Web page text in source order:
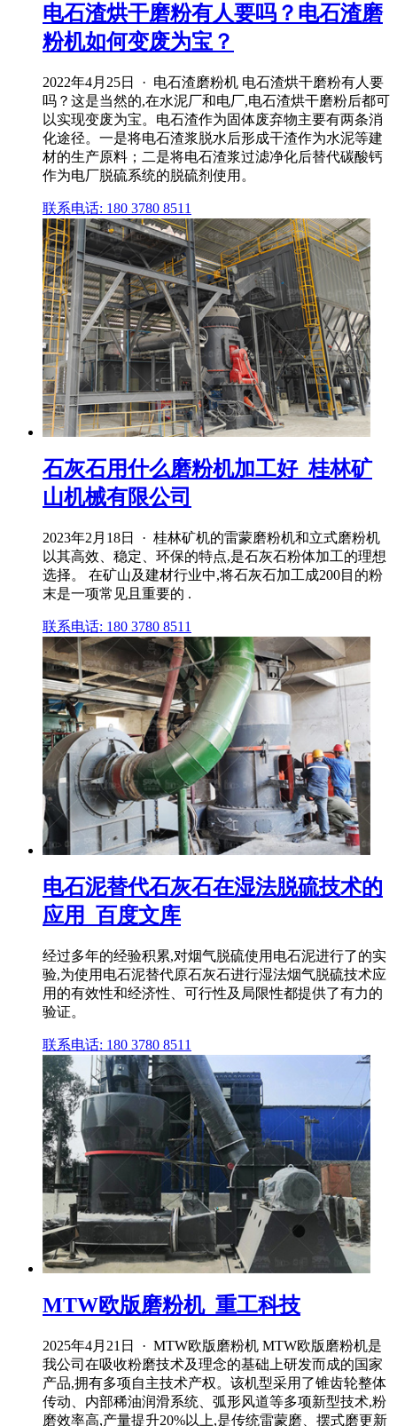
电石渣烘干磨粉有人要吗？电石渣磨
粉机如何变废为宝？
2022年4月25日 · 电石渣磨粉机 电石渣烘干磨粉有人要
吗？这是当然的,在水泥厂和电厂,电石渣烘干磨粉后都可
以实现变废为宝。电石渣作为固体废弃物主要有两条消
化途径。一是将电石渣浆脱水后形成干渣作为水泥等建
材的生产原料；二是将电石渣浆过滤净化后替代碳酸钙
作为电厂脱硫系统的脱硫剂使用。
联系电话: 180 3780 8511
石灰石用什么磨粉机加工好_桂林矿
山机械有限公司
2023年2月18日 · 桂林矿机的雷蒙磨粉机和立式磨粉机
以其高效、稳定、环保的特点,是石灰石粉体加工的理想
选择。 在矿山及建材行业中,将石灰石加工成200目的粉
末是一项常见且重要的 .
联系电话: 180 3780 8511
电石泥替代石灰石在湿法脱硫技术的
应用_百度文库
经过多年的经验积累,对烟气脱硫使用电石泥进行了的实
验,为使用电石泥替代原石灰石进行湿法烟气脱硫技术应
用的有效性和经济性、可行性及局限性都提供了有力的
验证。
联系电话: 180 3780 8511
MTW欧版磨粉机_重工科技
2025年4月21日 · MTW欧版磨粉机 MTW欧版磨粉机是
我公司在吸收粉磨技术及理念的基础上研发而成的国家
产品,拥有多项自主技术产权。该机型采用了锥齿轮整体
传动、内部稀油润滑系统、弧形风道等多项新型技术,粉
磨效率高,产量提升20%以上,是传统雷蒙磨、摆式磨更新